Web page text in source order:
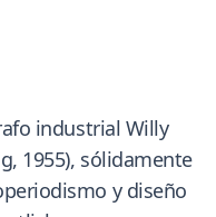
industrial Willy
1955), sólidamente
y diseño